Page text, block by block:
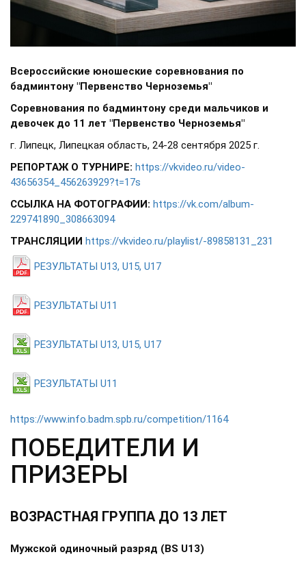
Всероссийские юношеские соревнования по
бадминтону "Первенство Черноземья"
Соревнования по бадминтону среди мальчиков и
девочек до 11 лет "Первенство Черноземья"
г. Липецк, Липецкая область, 24-28 сентября 2025 г.
РЕПОРТАЖ О ТУРНИРЕ: https://vkvideo.ru/video-
43656354_456263929?t=17s
ССЫЛКА НА ФОТОГРАФИИ: https://vk.com/album-
229741890_308663094
ТРАНСЛЯЦИИ https://vkvideo.ru/playlist/-89858131_231
РЕЗУЛЬТАТЫ U13, U15, U17
РЕЗУЛЬТАТЫ U11
РЕЗУЛЬТАТЫ U13, U15, U17
РЕЗУЛЬТАТЫ U11
https://www.info.badm.spb.ru/competition/1164
ПОБЕДИТЕЛИ И
ПРИЗЕРЫ
ВОЗРАСТНАЯ ГРУППА ДО 13 ЛЕТ
Мужской одиночный разряд (BS U13)